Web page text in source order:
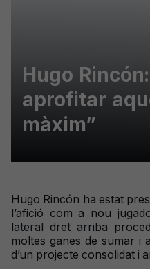
Hugo
aprofitar
màxim”
Hugo Rincón ha estat
l’afició com a nou
lateral dret arriba
moltes ganes de sumar i
d’un projecte consolidat i